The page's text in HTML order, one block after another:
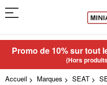
Promo de 10% sur tout
(Hors
Accueil Marques SEAT